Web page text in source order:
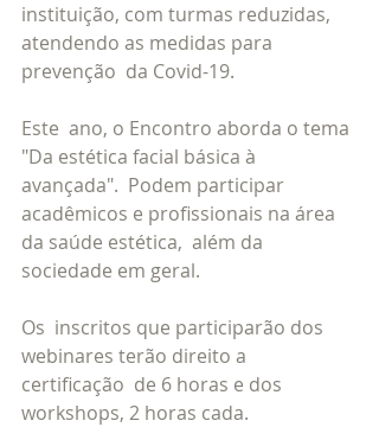
instituição, com turmas reduzidas,
atendendo as medidas para
prevenção  da Covid-19.
Este  ano, o Encontro aborda o tema
"Da estética facial básica à
avançada".  Podem participar
acadêmicos e profissionais na área
da saúde estética,  além da
sociedade em geral.
Os  inscritos que participarão dos
webinares terão direito a
certificação  de 6 horas e dos
workshops, 2 horas cada.